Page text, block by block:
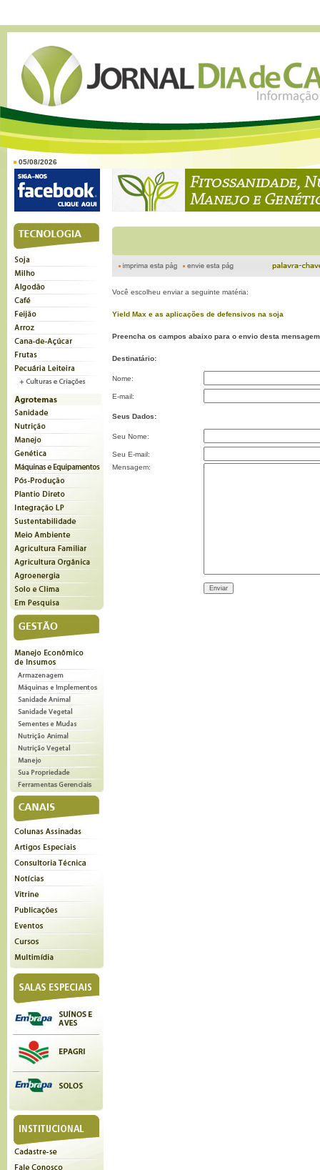
05/08/2026
Você escolheu enviar a seguinte matéria:
Yield Max e as aplicações de defensivos na soja
Preencha os campos abaixo para o envio desta
Destinatário:
Nome:
E-mail:
Seus Dados:
Seu Nome:
Seu E-mail:
Mensagem: